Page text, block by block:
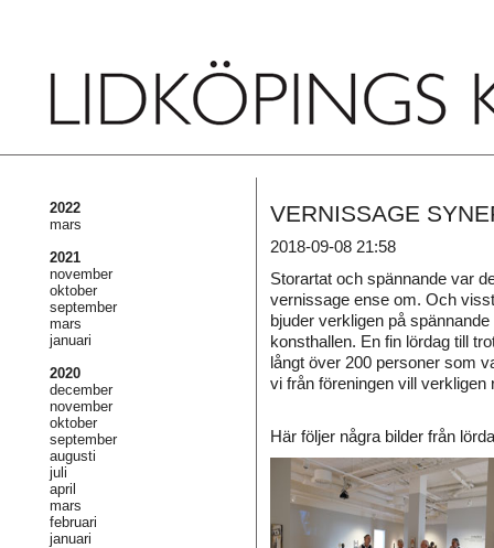
2022
mars
2021
november
oktober
september
mars
januari
2020
december
november
oktober
september
augusti
juli
april
mars
februari
januari
VERNISSAGE
2018-09-08 21:58
Storartat och spännande var
vernissage ense om. Och
bjuder verkligen på
konsthallen. En fin lördag till
långt över 200 personer som
vi från föreningen vill
Här följer några bilder från